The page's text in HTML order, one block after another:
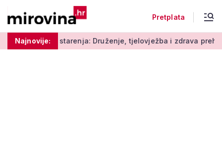
Pretplata
Najnovije:Druženje, tjelovježba i zdrava prehrana za